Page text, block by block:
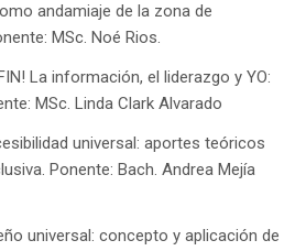
andamiaje de la zona de
MSc. Noé Rios.
La información, el liderazgo y YO:
MSc. Linda Clark Alvarado
universal: aportes teóricos
Ponente: Bach. Andrea Mejía
universal: concepto y aplicación de